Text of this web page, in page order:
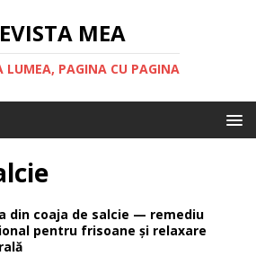
MEA
LUMEA, PAGINA CU PAGINA
din coaja de salcie — remediu
pentru frisoane și relaxare